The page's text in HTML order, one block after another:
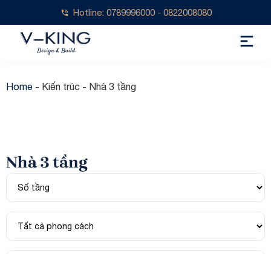
Hotline: 0789996000 - 0822008080
Home - Kiến trúc - Nhà 3 tầng
Nhà 3 tầng